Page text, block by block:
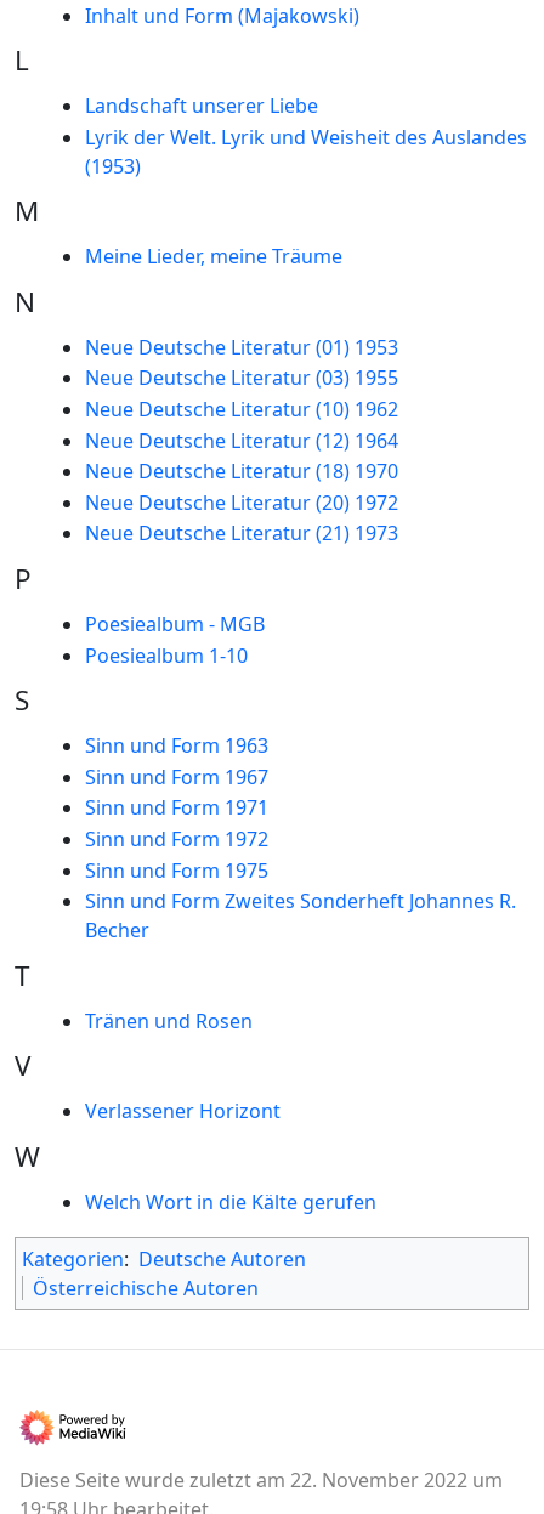
Inhalt und Form (Majakowski)
L
Landschaft unserer Liebe
Lyrik der Welt. Lyrik und Weisheit des Auslandes
(1953)
M
Meine Lieder, meine Träume
N
Neue Deutsche Literatur (01) 1953
Neue Deutsche Literatur (03) 1955
Neue Deutsche Literatur (10) 1962
Neue Deutsche Literatur (12) 1964
Neue Deutsche Literatur (18) 1970
Neue Deutsche Literatur (20) 1972
Neue Deutsche Literatur (21) 1973
P
Poesiealbum - MGB
Poesiealbum 1-10
S
Sinn und Form 1963
Sinn und Form 1967
Sinn und Form 1971
Sinn und Form 1972
Sinn und Form 1975
Sinn und Form Zweites Sonderheft Johannes R.
Becher
T
Tränen und Rosen
V
Verlassener Horizont
W
Welch Wort in die Kälte gerufen
Kategorien: Deutsche Autoren
Österreichische Autoren
Diese Seite wurde zuletzt am 22. November 2022 um